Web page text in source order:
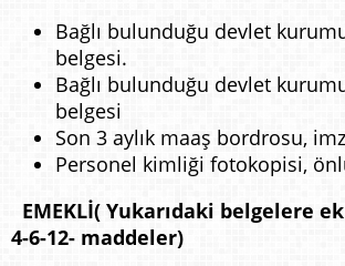
Bağlı bulunduğu devlet
belgesi.
Bağlı bulunduğu devlet
belgesi
Son 3 aylık maaş bordrosu,
Personel kimliği fotokopisi,
EMEKLİ( Yukarıdaki belgelere
4-6-12- maddeler)